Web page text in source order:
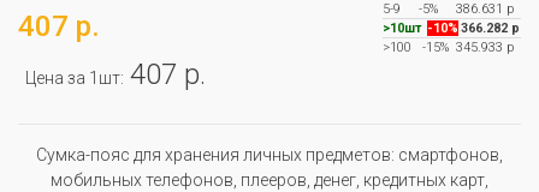
407 р.
Цена за 1шт: 407 р.
5-9
-5%
386.631 р
>10шт -10% 366.282 р
>100
-15% 345.933 р
Сумка-пояс для хранения личных предметов: смартфонов,
мобильных телефонов, плееров, денег, кредитных карт,